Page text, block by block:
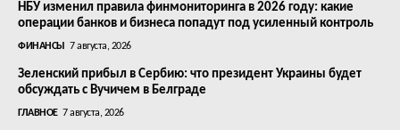
НБУ изменил правила финмониторинга в 2026 году: какие
операции банков и бизнеса попадут под усиленный контроль
ФИНАНСЫ 7 августа, 2026
Зеленский прибыл в Сербию: что президент Украины будет
обсуждать с Вучичем в Белграде
ГЛАВНОЕ 7 августа, 2026